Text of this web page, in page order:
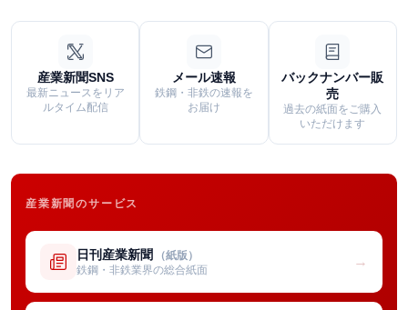
産業新聞SNS
最新ニュースをリア
ルタイム配信
メール速報
鉄鋼・非鉄の速報を
お届け
バックナンバー販
売
過去の紙面をご購入
いただけます
産業新聞のサービス
日刊産業新聞 （紙版）
鉄鋼・非鉄業界の総合紙面
→